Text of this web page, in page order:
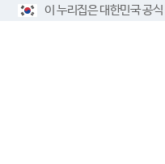
이 누리집은 대한민국 공